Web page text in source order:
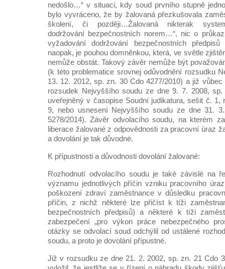
nedošlo…“ v situaci, kdy soud prvního stupně
bylo vyvráceno, že by žalovaná přezkušovala
školení, či později…Žalovaná nikterak
dodržování bezpečnostních norem…“, nic o
vyžadování dodržování bezpečnostních
naopak, je pouhou domněnkou, která, ve světle
nemůže obstát. Takový závěr nemůže být
(k této problematice srovnej odůvodnění rozsudku
13. 12. 2012, sp. zn. 30 Cdo 4277/2010) a již
rozsudek Nejvyššího soudu ze dne 9. 7. 2008,
uveřejněný v časopise Soudní judikatura, sešit č. 1,
9, nebo usnesení Nejvyššího soudu ze dne 31.
5278/2014). Závěr odvolacího soudu, na kterém
liberace žalované z odpovědnosti za pracovní úraz
a dovolání je tak důvodné.
K přípustnosti a důvodnosti dovolání žalované:
Rozhodnutí odvolacího soudu je také závislé na
významu jednotlivých příčin vzniku pracovního
poškození zdraví zaměstnance v důsledku
příčin, z nichž některé lze přičíst k tíži
bezpečnostních předpisů) a některé k tíži
zabezpečení „pro výkon práce nebezpečného
otázky se odvolací soud odchýlil od ustálené
soudu, a proto je dovolání přípustné.
Již v rozsudku ze dne 21. 2. 2002, sp. zn. 21 Cdo